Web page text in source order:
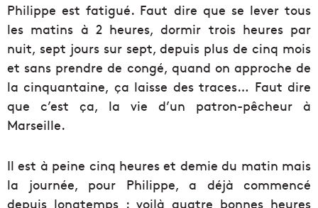
Philippe est fatigué. Faut dire que se lever tous
les matins à 2 heures, dormir trois heures par
nuit, sept jours sur sept, depuis plus de cinq mois
et sans prendre de congé, quand on approche de
la cinquantaine, ça laisse des traces… Faut dire
que c’est ça, la vie d’un patron-pêcheur à
Marseille.
Il est à peine cinq heures et demie du matin mais
la journée, pour Philippe, a déjà commencé
depuis longtemps : voilà quatre bonnes heures